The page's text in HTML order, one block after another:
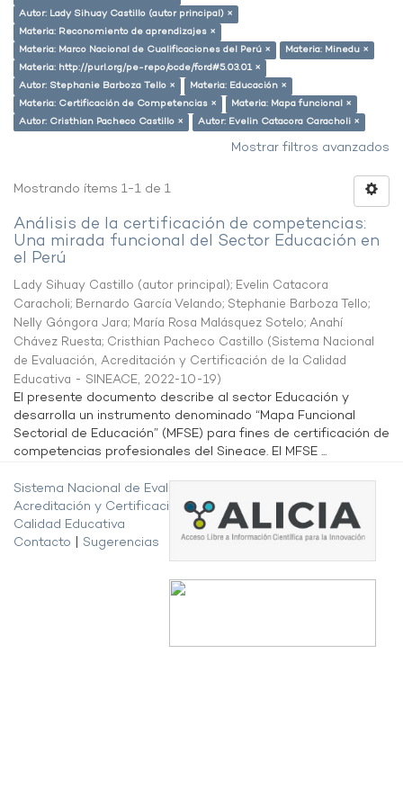
Autor: Lady Sihuay Castillo (autor principal) ×
Materia: Reconomiento de aprendizajes ×
Materia: Marco Nacional de Cualificaciones del Perú ×
Materia: Minedu ×
Materia: http://purl.org/pe-repo/ocde/ford#5.03.01 ×
Autor: Stephanie Barboza Tello ×
Materia: Educación ×
Materia: Certificación de Competencias ×
Materia: Mapa funcional ×
Autor: Cristhian Pacheco Castillo ×
Autor: Evelin Catacora Caracholi ×
Mostrar filtros avanzados
Mostrando ítems 1-1 de 1
Análisis de la certificación de competencias:
Una mirada funcional del Sector Educación en
el Perú
Lady Sihuay Castillo (autor principal); Evelin Catacora
Caracholi; Bernardo García Velando; Stephanie Barboza Tello;
Nelly Góngora Jara; María Rosa Malásquez Sotelo; Anahí
Chávez Ruesta; Cristhian Pacheco Castillo (Sistema Nacional
de Evaluación, Acreditación y Certificación de la Calidad
Educativa - SINEACE, 2022-10-19)
El presente documento describe al sector Educación y
desarrolla un instrumento denominado “Mapa Funcional
Sectorial de Educación” (MFSE) para fines de certificación de
competencias profesionales del Sineace. El MFSE ...
Sistema Nacional de Evaluación,
Acreditación y Certificación de la
Calidad Educativa
Contacto
Sugerencias